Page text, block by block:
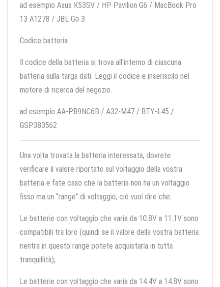
ad esempio Asus K53SV / HP Pavilion G6 / MacBook Pro
13 A1278 / JBL Go 3
Codice batteria
Il codice della batteria si trova all'interno di ciascuna
batteria sulla targa dati. Leggi il codice e inseriscilo nel
motore di ricerca del negozio.
ad esempio AA-PB9NC6B / A32-M47 / BTY-L45 /
GSP383562
Una volta trovata la batteria interessata, dovrete
verificare il valore riportato sul voltaggio della vostra
batteria e fate caso che la batteria non ha un voltaggio
fisso ma un “range” di voltaggio, ciò vuol dire che:
Le batterie con voltaggio che varia da 10.8V a 11.1V sono
compatibili tra loro (quindi se il valore della vostra batteria
rientra in questo range potete acquistarla in tutta
tranquillità);
Le batterie con voltaggio che varia da 14.4V a 14.8V sono